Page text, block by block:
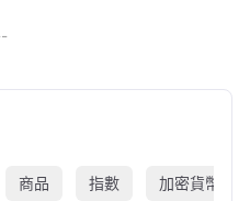
商品 指數 加密貨幣